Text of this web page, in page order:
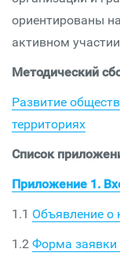
ориентированы
активном
Методический
Развитие
территориях
Список
Приложение 1.
1.1 Объявление о
1.2 Форма заявки